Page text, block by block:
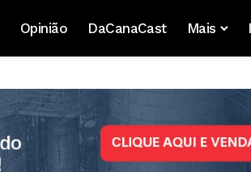
Opinião DaCanaCast Mais